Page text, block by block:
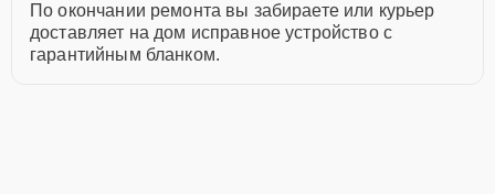
По окончании ремонта вы забираете или курьер
доставляет на дом исправное устройство с
гарантийным бланком.